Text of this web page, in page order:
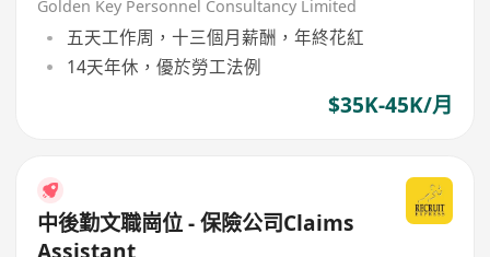
Golden Key Personnel Consultancy Limited
五天工作周，十三個月薪酬，年終花紅
14天年休，優於勞工法例
$35K-45K/月
中後勤文職崗位 - 保險公司Claims